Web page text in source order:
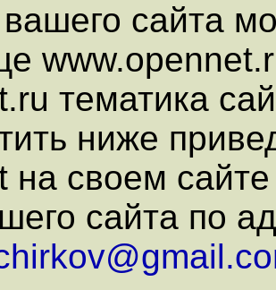
сайта
тематика
ниже
на своем
сайта по